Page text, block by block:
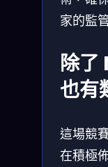
家的監
除
也有
這場競
在積極